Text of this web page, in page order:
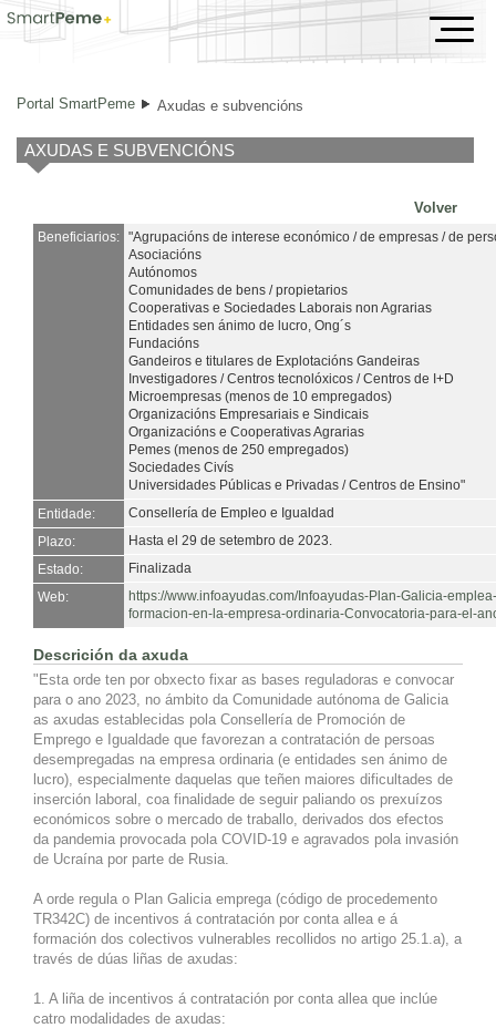
Axudas e subvencións
Portal SmartPeme Axudas e subvencións
AXUDAS E SUBVENCIÓNS
Volver
Beneficiarios: "Agrupacións de interese económico / de empresas / de
Asociacións
Autónomos
Comunidades de bens / propietarios
Cooperativas e Sociedades Laborais non Agrarias
Entidades sen ánimo de lucro, Ong´s
Fundacións
Gandeiros e titulares de Explotacións Gandeiras
Investigadores / Centros tecnolóxicos / Centros de I+D
Microempresas (menos de 10 empregados)
Organizacións Empresariais e Sindicais
Organizacións e Cooperativas Agrarias
Pemes (menos de 250 empregados)
Sociedades Civís
Universidades Públicas e Privadas / Centros de Ensino"
Entidade:
Consellería de Empleo e Igualdad
Plazo:
Hasta el 29 de setembro de 2023.
Estado:
Finalizada
Web:
https://www.infoayudas.com/Infoayudas-Plan-Galicia-
formacion-en-la-empresa-ordinaria-Convocatoria-para-el-
Descrición da axuda
"Esta orde ten por obxecto fixar as bases reguladoras e convocar
para o ano 2023, no ámbito da Comunidade autónoma de Galicia
as axudas establecidas pola Consellería de Promoción de
Emprego e Igualdade que favorezan a contratación de persoas
desempregadas na empresa ordinaria (e entidades sen ánimo de
lucro), especialmente daquelas que teñen maiores dificultades de
inserción laboral, coa finalidade de seguir paliando os prexuízos
económicos sobre o mercado de traballo, derivados dos efectos
da pandemia provocada pola COVID-19 e agravados pola invasión
de Ucraína por parte de Rusia.
A orde regula o Plan Galicia emprega (código de procedemento
TR342C) de incentivos á contratación por conta allea e á
formación dos colectivos vulnerables recollidos no artigo 25.1.a), a
través de dúas liñas de axudas:
1. A liña de incentivos á contratación por conta allea que inclúe
catro modalidades de axudas: